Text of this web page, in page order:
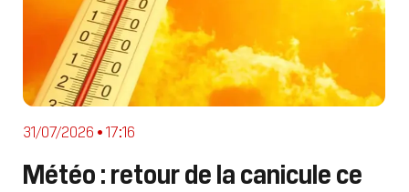
31/07/2026 • 17:16
Météo : retour de la canicule ce